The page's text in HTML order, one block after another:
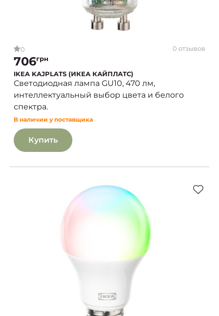
0 0 отзывов
706грн
IKEA KAJPLATS (ИКЕА КАЙПЛАТС)
Светодиодная лампа GU10, 470 лм,
интеллектуальный выбор цвета и белого
спектра.
В наличии у поставщика
Купить